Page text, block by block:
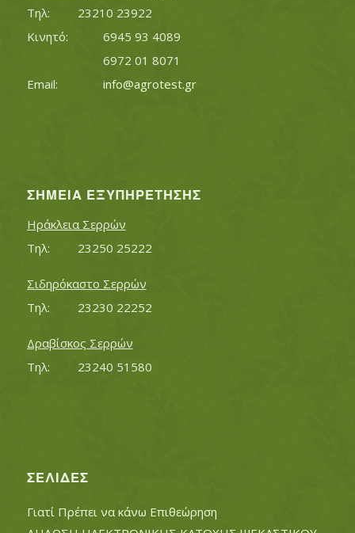
Τηλ:		23210 23922
Κινητό:		6945 93 4089
			6972 01 8071
info@agrotest.gr
ΣΗΜΕΊΑ ΕΞΥΠΗΡΈΤΗΣΗΣ
Ηράκλεια Σερρών
Τηλ:		23250 25222
Σιδηρόκαστο Σερρών
Τηλ:		23230 22252
Δραβίσκος Σερρών
Τηλ:		23240 51580
ΣΕΛΊΔΕΣ
Γιατί Πρέπει να κάνω Επιθεώρηση